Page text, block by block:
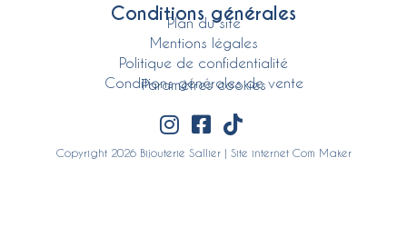
Conditions générales
Plan du site
Mentions légales
Politique de confidentialité
Conditions générales de vente
Paramètres cookies
Copyright 2026 Bijouterie Sallier | Site internet Com Maker